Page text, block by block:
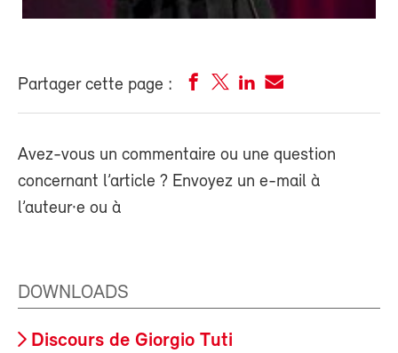
Partager cette page :
Avez-vous un commentaire ou une question
concernant l’article ? Envoyez un e-mail à
l’auteur·e ou à
DOWNLOADS
Discours de Giorgio Tuti